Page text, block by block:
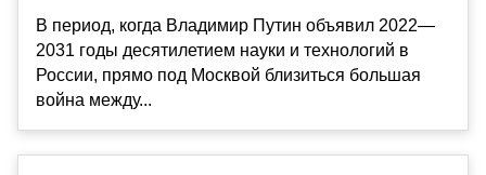
В период, когда Владимир Путин объявил 2022—
2031 годы десятилетием науки и технологий в
России, прямо под Москвой близиться большая
война между...